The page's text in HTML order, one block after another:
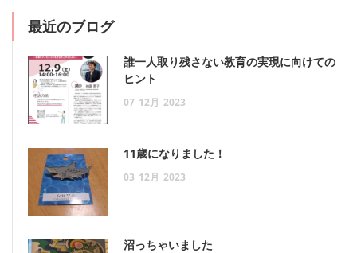
最近のブログ
誰一人取り残さない教育の実現に向けての
ヒント
07 12月 2023
11歳になりました！
03 12月 2023
沼っちゃいました